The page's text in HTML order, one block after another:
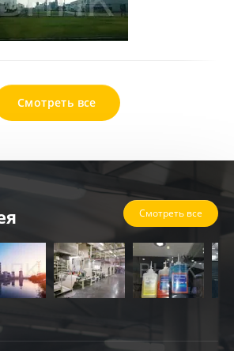
Смотреть все
Смотреть все